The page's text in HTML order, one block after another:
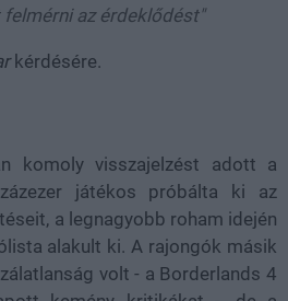
az érdeklődést"
kérdésére.
komoly visszajelzést adott a
játékos próbálta ki az
a legnagyobb roham idején
alakult ki. A rajongók másik
volt - a Borderlands 4